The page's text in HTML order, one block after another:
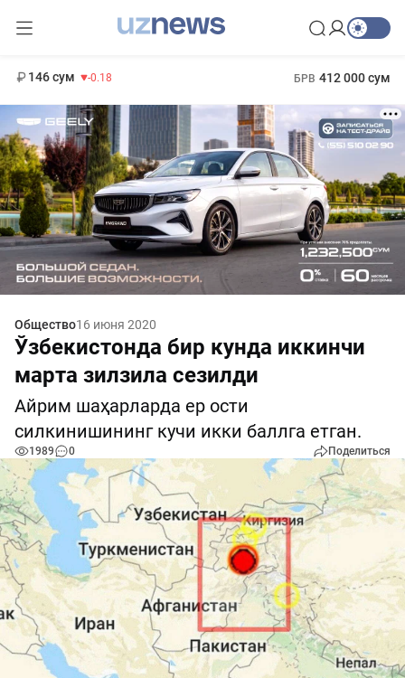
146 сум -0.18 БРВ 412 000 сум
Общество16 июня 2020
Ўзбекистонда бир кунда иккинчи
марта зилзила сезилди
Айрим шаҳарларда ер ости
силкинишининг кучи икки баллга етган.
1989 0 Поделиться